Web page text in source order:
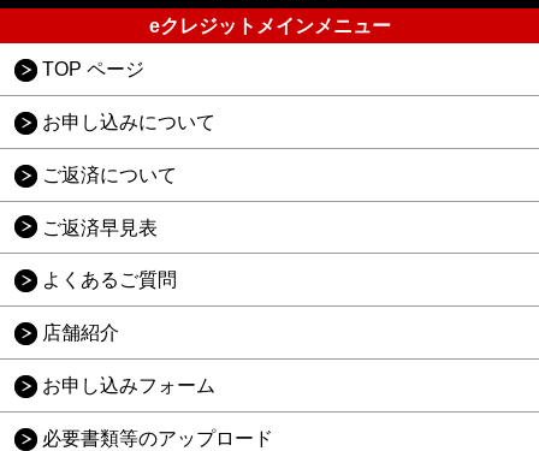
eクレジットメインメニュー
TOP ページ
お申し込みについて
ご返済について
ご返済早見表
よくあるご質問
店舗紹介
お申し込みフォーム
必要書類等のアップロード